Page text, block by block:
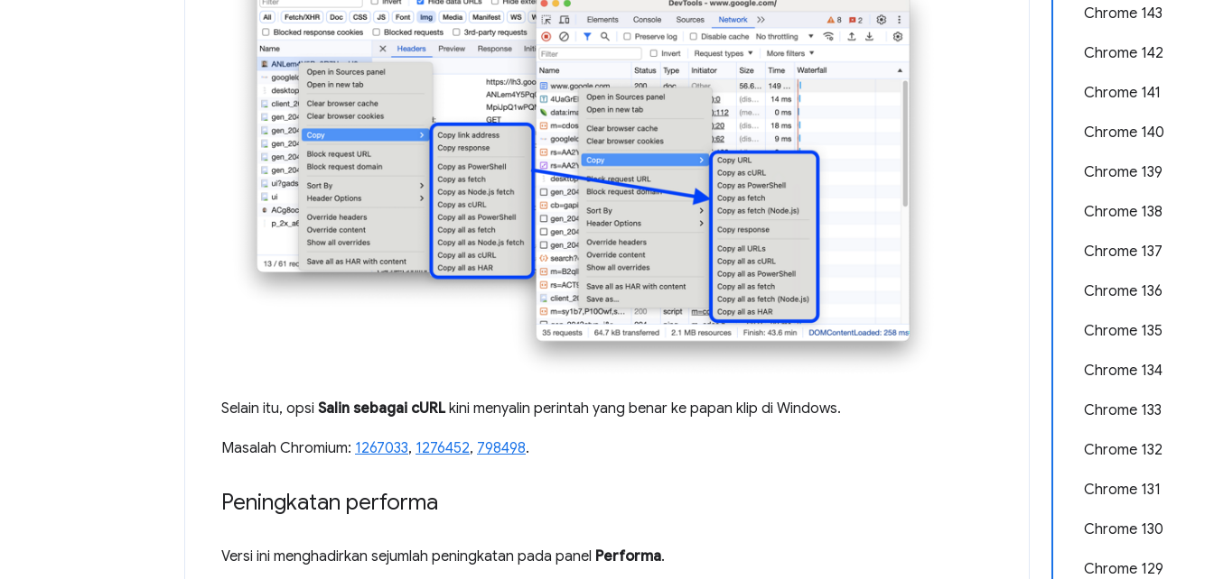
Chrome 143
Chrome 142
Chrome 141
Chrome 140
Chrome 139
Chrome 138
Chrome 137
Chrome 136
Chrome 135
Chrome 134
Chrome 133
Chrome 132
Chrome 131
Chrome 130
Chrome 129
Selain itu, opsi Salin sebagai cURLkini menyalin perintah yang benar ke papan klip di Windows.
Masalah Chromium: 1267033, 1276452, 798498.
Peningkatan performa
Versi ini menghadirkan sejumlah peningkatan pada panel Performa.